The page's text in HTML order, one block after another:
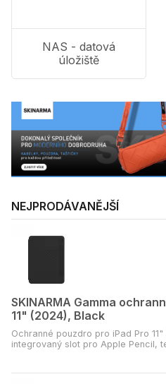
NAS - datová
úložiště
NEJPRODÁVANĚJŠÍ
SKINARMA Gamma
11" (2024), Black
Ochranné pouzdro pro iPad Pro
integrovaný slot pro Apple Pencil,